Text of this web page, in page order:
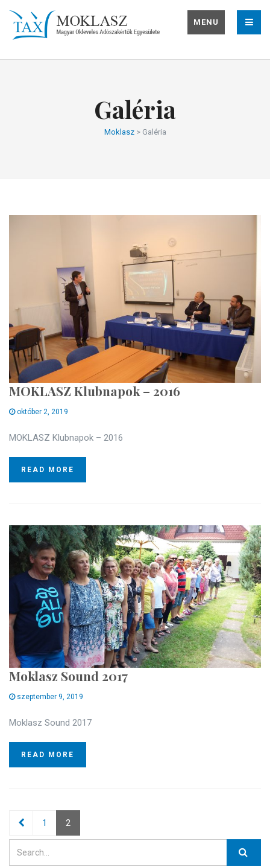
MENU
Galéria
Moklasz> Galéria
MOKLASZ Klubnapok – 2016
október 2, 2019
MOKLASZ Klubnapok – 2016
READ MORE
Moklasz Sound 2017
szeptember 9, 2019
Moklasz Sound 2017
READ MORE
Bejegyzés
navigáció
1 2